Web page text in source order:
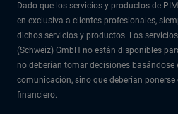
Dado que los servicios y productos de
en exclusiva a clientes profesionales,
dichos servicios y productos. Los
(Schweiz) GmbH no están disponibles
no deberían tomar decisiones basándose
comunicación, sino que deberían
financiero.